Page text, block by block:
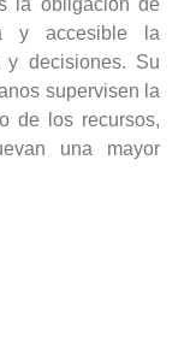
la obligación de
y accesible la
y decisiones. Su
supervisen la
de los recursos,
una mayor